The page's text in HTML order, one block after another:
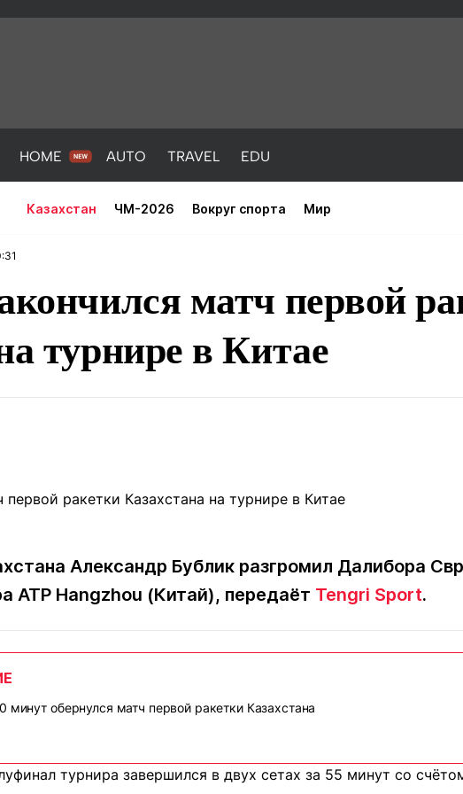
HOME AUTO TRAVEL EDU
Казахстан ЧМ-2026 Вокруг спорта Мир
HOME
Контакты редакции Вакансии Реклама Пресс-центр
(700) 3 888 188
матч первой
турнире в Китае
Александр Бублик разгромил Далибора
ATP Hangzhou (Китай), передаёт Tengri Sport.
минут обернулся матч первой ракетки Казахстана
турнира завершился в двух сетах за 55 минут со